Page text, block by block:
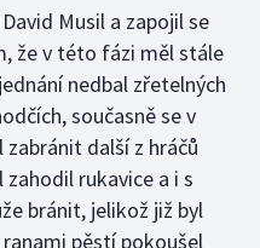
Musil a zapojil se
že v této fázi měl stále
nedbal zřetelných
současně se v
další z hráčů
rukavice a i s
bránit, jelikož již byl
pěstí pokoušel